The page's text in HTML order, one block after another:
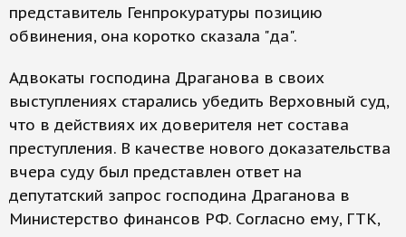
представитель Генпрокуратуры позицию
обвинения, она коротко сказала "да".
Адвокаты господина Драганова в своих
выступлениях старались убедить Верховный суд,
что в действиях их доверителя нет состава
преступления. В качестве нового доказательства
вчера суду был представлен ответ на
депутатский запрос господина Драганова в
Министерство финансов РФ. Согласно ему, ГТК,